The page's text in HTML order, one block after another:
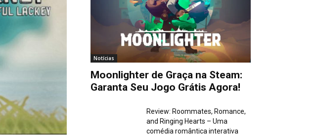
Notícias
Moonlighter de Graça na Steam:
Garanta Seu Jogo Grátis Agora!
Review: Roommates, Romance,
and Ringing Hearts – Uma
comédia romântica interativa